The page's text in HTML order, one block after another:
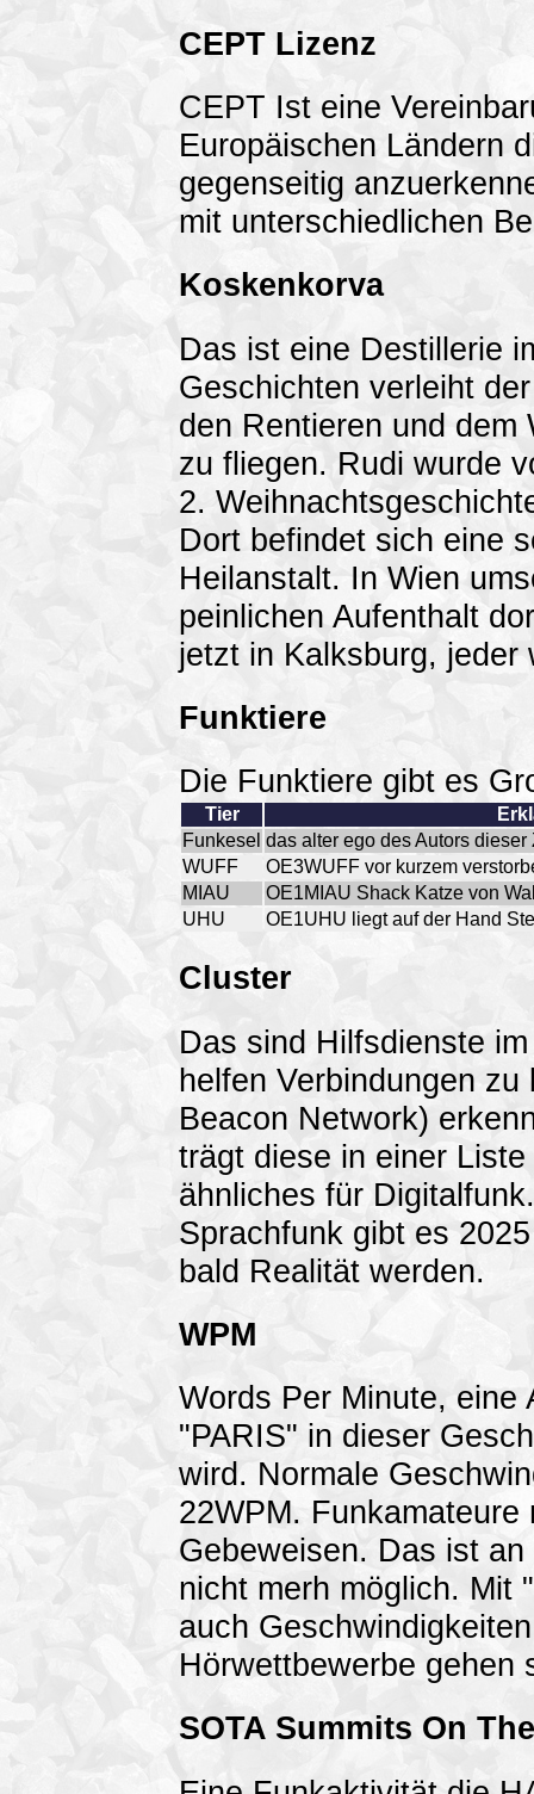
CEPT Lizenz
CEPT Ist eine
Europäischen Ländern
gegenseitig
mit unterschiedlichen
Koskenkorva
Das ist eine Destillerie
Geschichten verleiht
den Rentieren und dem
zu fliegen. Rudi wurde
2.
Dort befindet sich eine
Heilanstalt. In Wien
peinlichen Aufenthalt
jetzt in Kalksburg,
Funktiere
Die Funktiere gibt es
Tier
Funkesel das alter ego des Autors
WUFF
OE3WUFF vor kurzem
MIAU
OE1MIAU Shack Katze von
UHU
OE1UHU liegt auf der Hand
Cluster
Das sind Hilfsdienste
helfen Verbindungen
Beacon Network)
trägt diese in einer
ähnliches für
Sprachfunk gibt es
bald Realität werden.
WPM
Words Per Minute, eine
"PARIS" in dieser
wird. Normale
22WPM.
Gebeweisen. Das ist
nicht merh möglich. Mit
auch
Hörwettbewerbe gehen
SOTA Summits On